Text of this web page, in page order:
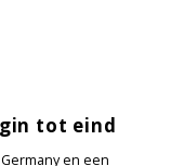
tot eind
en een